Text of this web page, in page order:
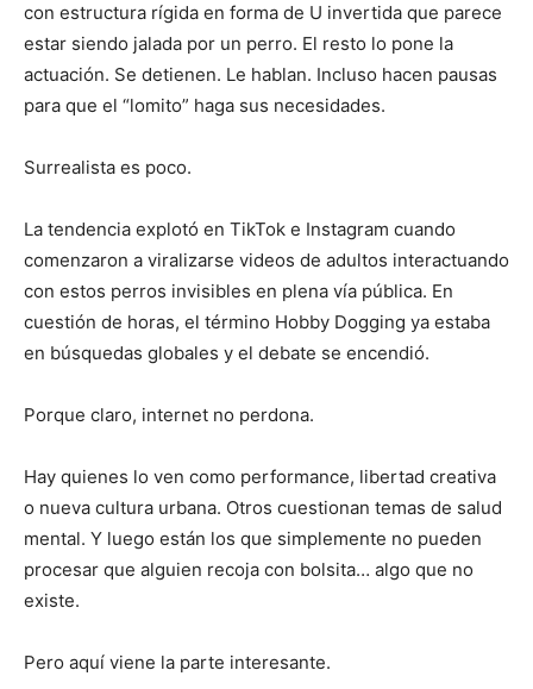
con estructura rígida en forma de U invertida que parece
estar siendo jalada por un perro. El resto lo pone la
actuación. Se detienen. Le hablan. Incluso hacen pausas
para que el “lomito” haga sus necesidades.
Surrealista es poco.
La tendencia explotó en TikTok e Instagram cuando
comenzaron a viralizarse videos de adultos interactuando
con estos perros invisibles en plena vía pública. En
cuestión de horas, el término Hobby Dogging ya estaba
en búsquedas globales y el debate se encendió.
Porque claro, internet no perdona.
Hay quienes lo ven como performance, libertad creativa
o nueva cultura urbana. Otros cuestionan temas de salud
mental. Y luego están los que simplemente no pueden
procesar que alguien recoja con bolsita… algo que no
existe.
Pero aquí viene la parte interesante.